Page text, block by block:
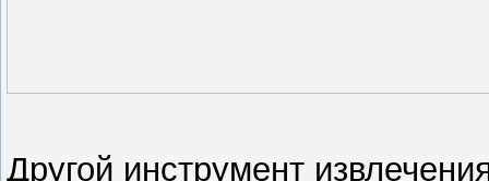
Другой инструмент